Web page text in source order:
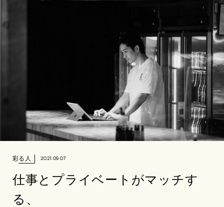
彩る人 2021.09.07
仕事とプライベートがマッチす
る、